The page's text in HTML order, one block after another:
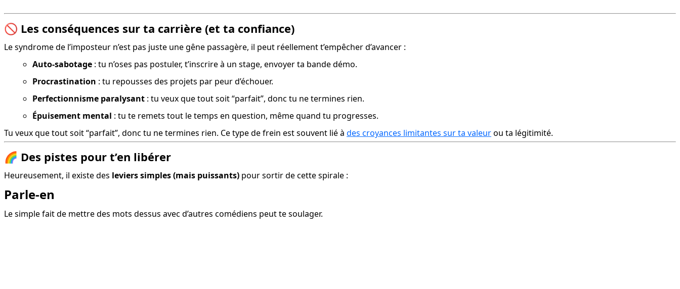
🚫 Les conséquences sur ta carrière (et ta confiance)
Le syndrome de l’imposteur n’est pas juste une gêne passagère, il peut réellement t’empêcher d’avancer :
Auto-sabotage : tu n’oses pas postuler, t’inscrire à un stage, envoyer ta bande démo.
Procrastination : tu repousses des projets par peur d’échouer.
Perfectionnisme paralysant : tu veux que tout soit “parfait”, donc tu ne termines rien.
Épuisement mental : tu te remets tout le temps en question, même quand tu progresses.
Tu veux que tout soit “parfait”, donc tu ne termines rien. Ce type de frein est souvent lié à des croyances limitantes sur ta valeur ou ta légitimité.
🌈 Des pistes pour t’en libérer
Heureusement, il existe des leviers simples (mais puissants) pour sortir de cette spirale :
Parle-en
Le simple fait de mettre des mots dessus avec d’autres comédiens peut te soulager.